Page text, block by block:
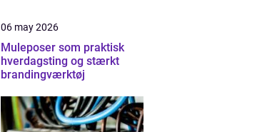
06 may 2026
Muleposer som praktisk
hverdagsting og stærkt
brandingværktøj